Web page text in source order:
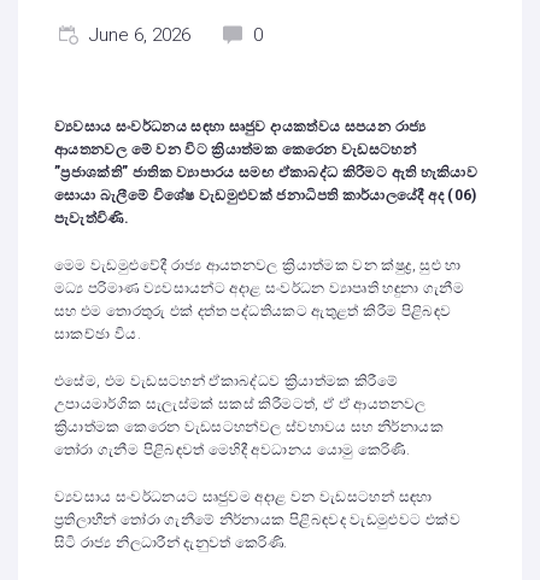
June 6, 2026 0
ව්‍යවසාය සංවර්ධනය සඳහා සෘජුව දායකත්වය සපයන රාජ්‍ය
ආයතනවල මේ වන විට ක්‍රියාත්මක කෙරෙන වැඩසටහන්
”ප්‍රජාශක්ති” ජාතික ව්‍යාපාරය සමඟ ඒකාබද්ධ කිරීමට ඇති හැකියාව
සොයා බැලීමේ විශේෂ වැඩමුළුවක් ජනාධිපති කාර්යාලයේදී අද (06)
පැවැත්විණි.
මෙම වැඩමුළුවේදී රාජ්‍ය ආයතනවල ක්‍රියාත්මක වන ක්ෂුද්‍ර, සුළු හා
මධ්‍ය පරිමාණ ව්‍යවසායන්ට අදාළ සංවර්ධන ව්‍යාපෘති හඳුනා ගැනීම
සහ එම තොරතුරු එක් දත්ත පද්ධතියකට ඇතුළත් කිරීම පිළිබඳව
සාකච්ඡා විය.
එසේම, එම වැඩසටහන් ඒකාබද්ධව ක්‍රියාත්මක කිරීමේ
උපායමාර්ගික සැලැස්මක් සකස් කිරීමටත්, ඒ ඒ ආයතනවල
ක්‍රියාත්මක කෙරෙන වැඩසටහන්වල ස්වභාවය සහ නිර්නායක
තෝරා ගැනීම පිළිබඳවත් මෙහිදී අවධානය යොමු කෙරිණි.
ව්‍යවසාය සංවර්ධනයට සෘජුවම අදාළ වන වැඩසටහන් සඳහා
ප්‍රතිලාභීන් තෝරා ගැනීමේ නිර්නායක පිළිබඳවද වැඩමුළුවට එක්ව
සිටි රාජ්‍ය නිලධාරීන් දැනුවත් කෙරිණි.